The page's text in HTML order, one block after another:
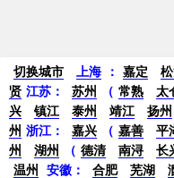
切换城市 上海 ： 嘉定
贤 江苏： 苏州 （ 常熟 太
兴
镇江 泰州 靖江 扬州
州 浙江： 嘉兴 （ 嘉善 平
州
湖州 （ 德清 南浔 长
温州
安徽： 合肥 芜湖